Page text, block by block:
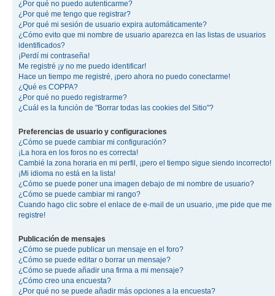
¿Por qué no puedo autenticarme?
¿Por qué me tengo que registrar?
¿Por qué mi sesión de usuario expira automáticamente?
¿Cómo evito que mi nombre de usuario aparezca en las listas de usuarios
identificados?
¡Perdí mi contraseña!
Me registré ¡y no me puedo identificar!
Hace un tiempo me registré, ¡pero ahora no puedo conectarme!
¿Qué es COPPA?
¿Por qué no puedo registrarme?
¿Cuál es la función de "Borrar todas las cookies del Sitio"?
Preferencias de usuario y configuraciones
¿Cómo se puede cambiar mi configuración?
¡La hora en los foros no es correcta!
Cambié la zona horaria en mi perfil, ¡pero el tiempo sigue siendo incorrecto!
¡Mi idioma no está en la lista!
¿Cómo se puede poner una imagen debajo de mi nombre de usuario?
¿Cómo se puede cambiar mi rango?
Cuando hago clic sobre el enlace de e-mail de un usuario, ¡me pide que me
registre!
Publicación de mensajes
¿Cómo se puede publicar un mensaje en el foro?
¿Cómo se puede editar o borrar un mensaje?
¿Cómo se puede añadir una firma a mi mensaje?
¿Cómo creo una encuesta?
¿Por qué no se puede añadir más opciones a la encuesta?